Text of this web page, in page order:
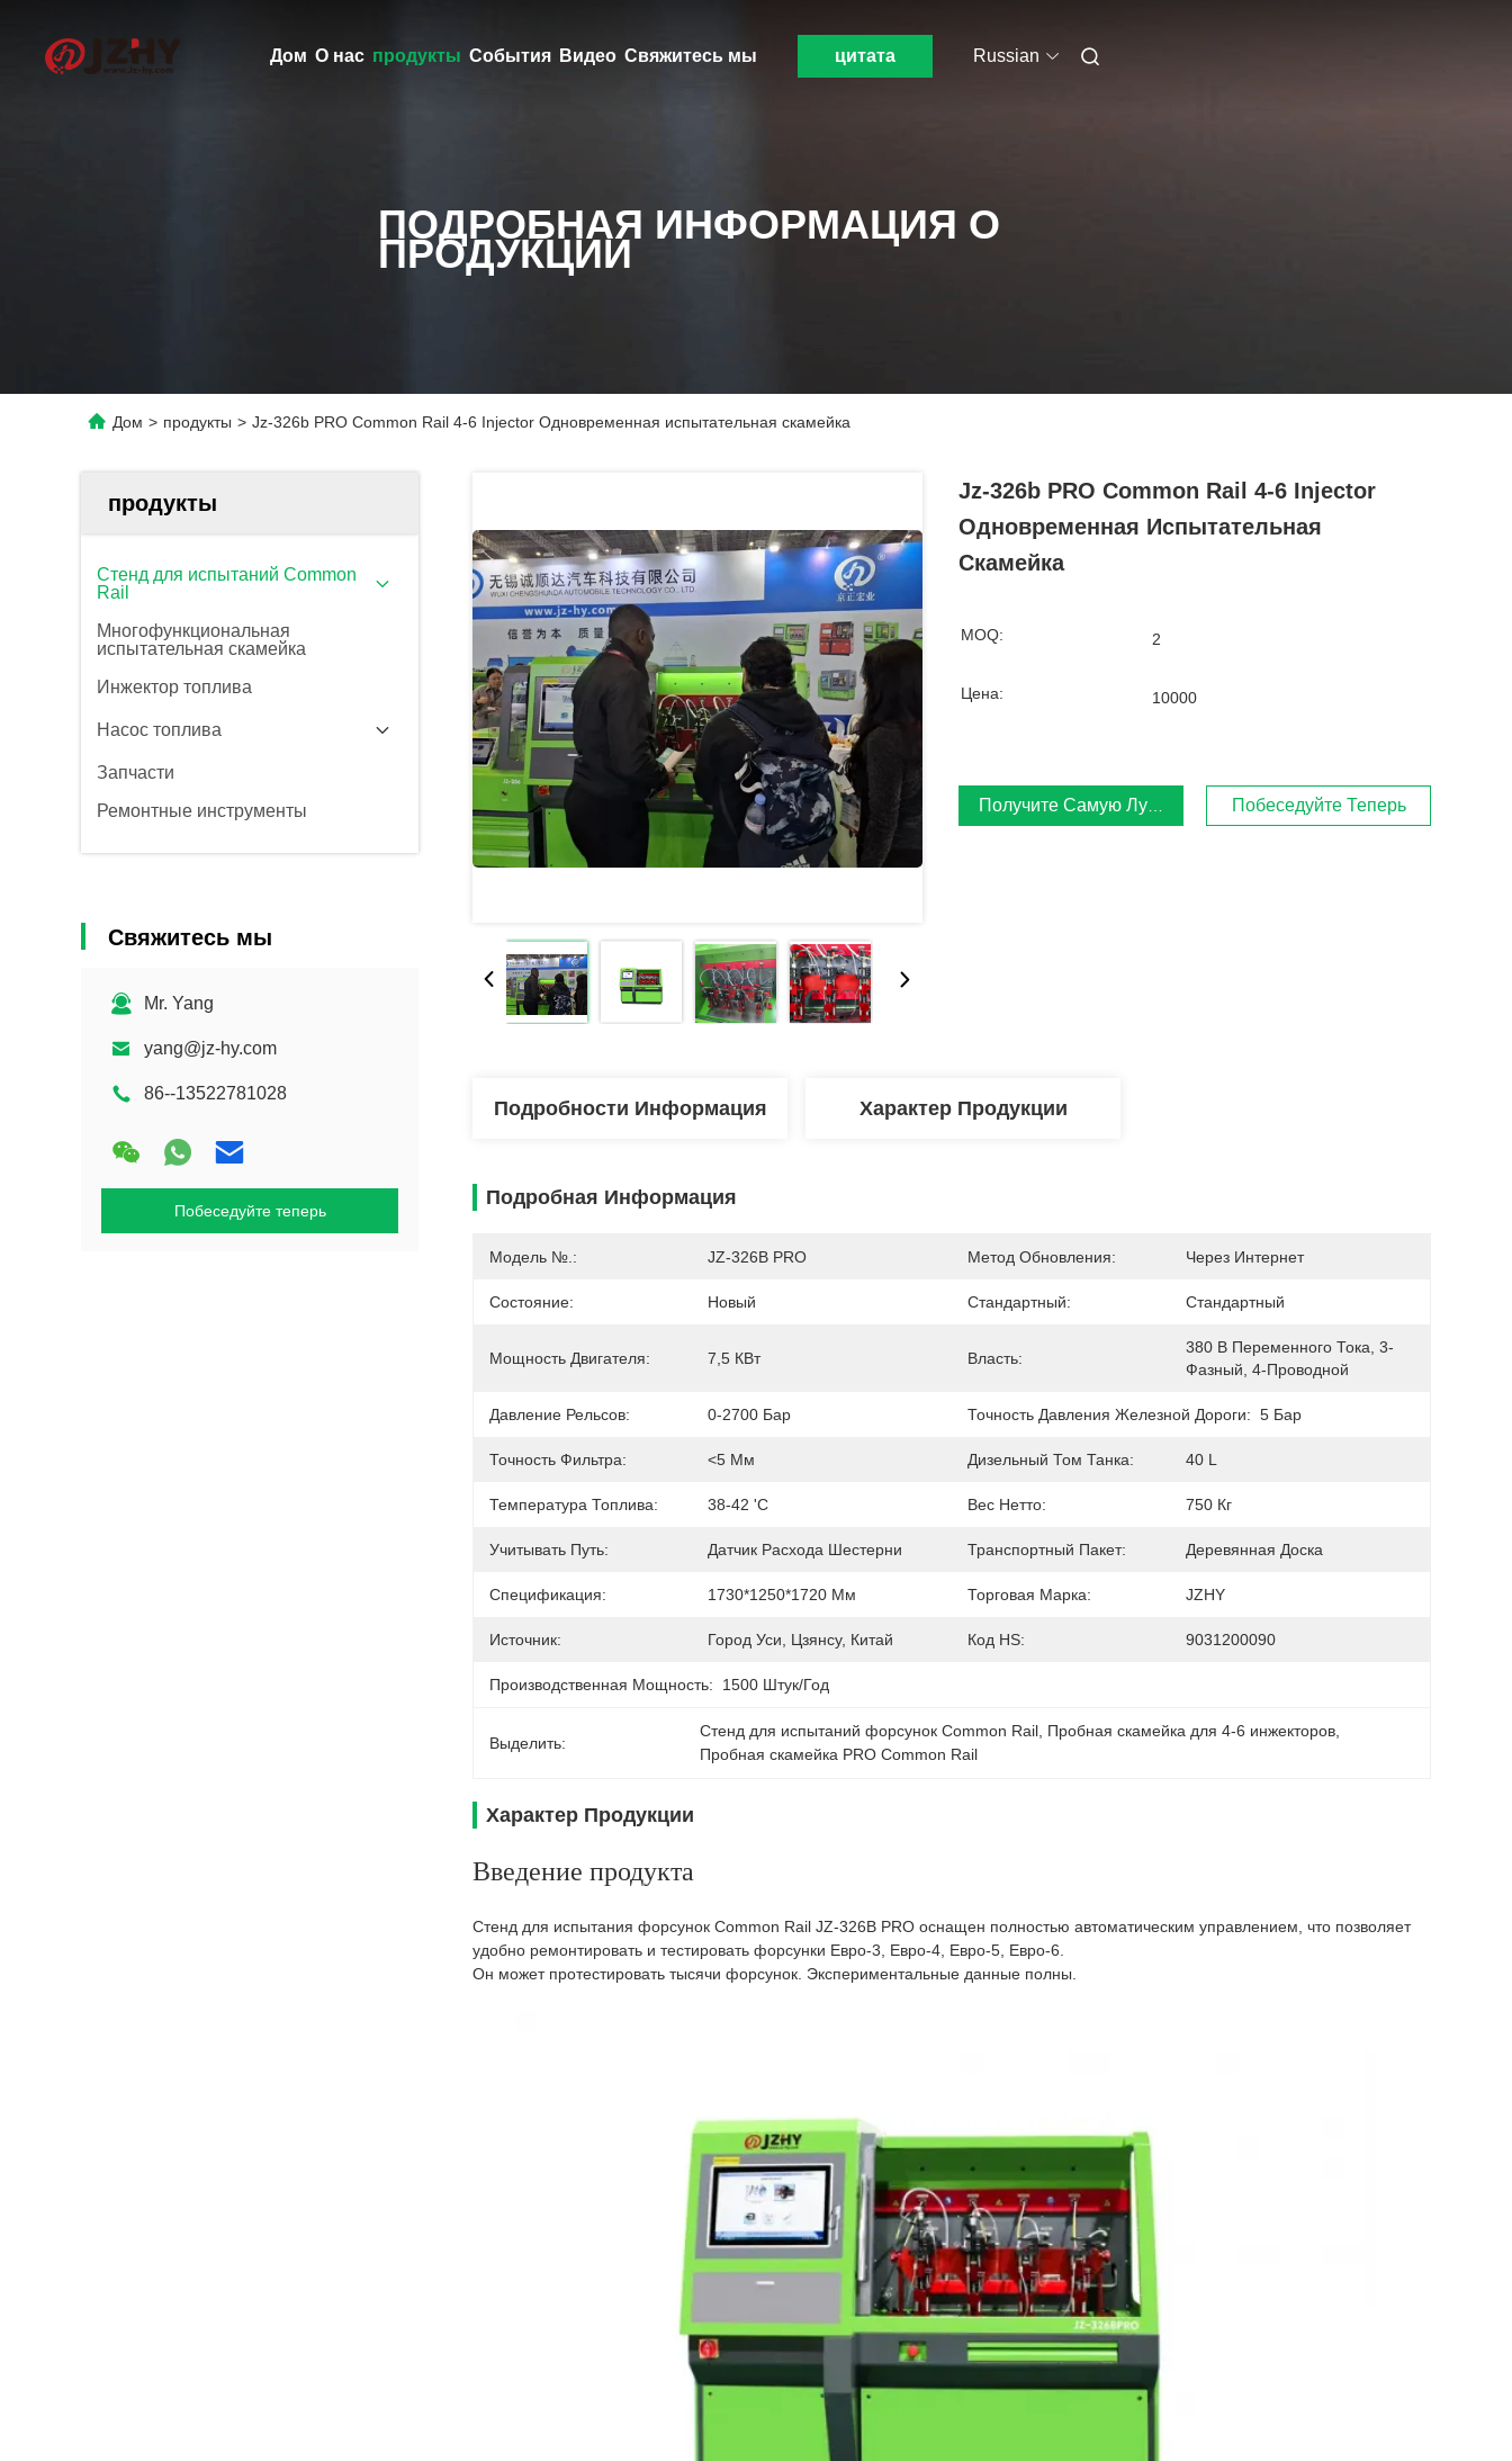
Дом О нас продукты События Видео Свяжитесь мы цитата Russian
ПОДРОБНАЯ ИНФОРМАЦИЯ О
ПРОДУКЦИИ
Дом > продукты > Jz-326b PRO Common Rail 4-6 Injector Одновременная испытательная скамейка
продукты
Стенд для испытаний Common
Rail
Многофункциональная
испытательная скамейка
Инжектор топлива
Насос топлива
Запчасти
Ремонтные инструменты
Свяжитесь мы
Mr. Yang
yang@jz-hy.com
86--13522781028
Побеседуйте теперь
Jz-326b PRO Common Rail 4-6 Injector
Одновременная Испытательная
Скамейка
MOQ: 2
Цена: 10000
Получите Самую Лучшую ЦенуПобеседуйте Теперь
Подробности Информация Характер Продукции
Подробная Информация
Модель №.: JZ-326B PRO Метод Обновления: Через Интернет
Состояние: Новый Стандартный: Стандартный
Мощность Двигателя: 7,5 КВт Власть:
380 В Переменного Тока, 3-
Фазный, 4-Проводной
Давление Рельсов: 0-2700 Бар Точность Давления Железной Дороги: 5 Бар
Точность Фильтра: <5 Мм Дизельный Том Танка: 40 L
Температура Топлива: 38-42 'c Вес Нетто: 750 Кг
Учитывать Путь: Датчик Расхода Шестерни Транспортный Пакет: Деревянная Доска
Спецификация: 1730*1250*1720 Мм Торговая Марка: JZHY
Источник: Город Уси, Цзянсу, Китай Код HS: 9031200090
Производственная Мощность: 1500 Штук/год
Выделить:
Стенд для испытаний форсунок Common Rail Пробная скамейка для 4-6 инжекторов
Пробная скамейка PRO Common Rail
Характер Продукции
Введение продукта
Стенд для испытания форсунок Common Rail JZ-326B PRO оснащен полностью автоматическим управлением, что позволяет
удобно ремонтировать и тестировать форсунки Евро-3, Евро-4, Евро-5, Евро-6.
Он может протестировать тысячи форсунок. Экспериментальные данные полны.